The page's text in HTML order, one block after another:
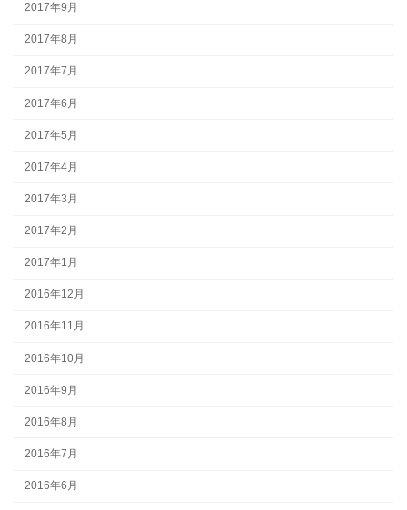
2017年9月
2017年8月
2017年7月
2017年6月
2017年5月
2017年4月
2017年3月
2017年2月
2017年1月
2016年12月
2016年11月
2016年10月
2016年9月
2016年8月
2016年7月
2016年6月